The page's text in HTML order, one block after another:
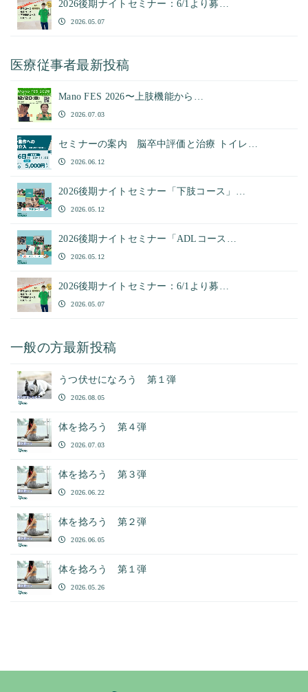
2026後期ナイトセミナー：6/1より募…
2026.05.07
医療従事者最新投稿
Mano FES 2026〜上肢機能から…
2026.07.03
セミナーの案内 脳卒中評価と治療 トイレ…
2026.06.12
2026後期ナイトセミナー「下肢コース」…
2026.05.12
2026後期ナイトセミナー「ADLコース…
2026.05.12
2026後期ナイトセミナー：6/1より募…
2026.05.07
一般の方最新投稿
うつ伏せになろう 第１弾
2026.08.05
体を捻ろう 第４弾
2026.07.03
体を捻ろう 第３弾
2026.06.22
体を捻ろう 第２弾
2026.06.05
体を捻ろう 第１弾
2026.05.26